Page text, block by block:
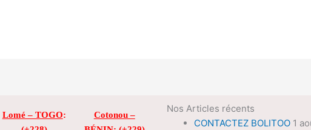
Lomé – TOGO:
Cotonou –
Nos Articles récents
CONTACTEZ BOLITOO 1